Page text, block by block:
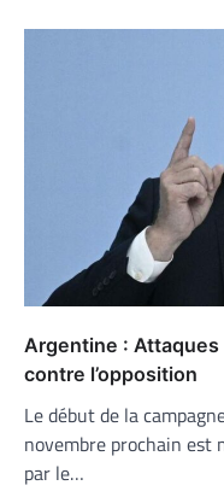
Argentine :
contre l’opposition
Le début de la
novembre prochain est
par le…